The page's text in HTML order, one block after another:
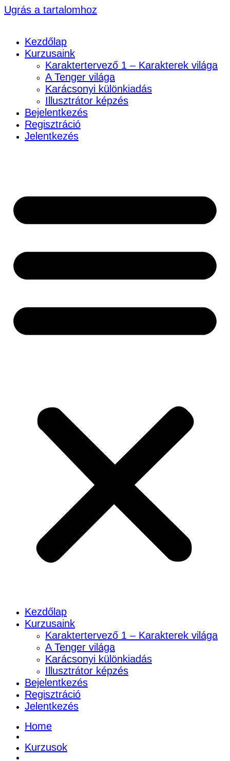
Ugrás a tartalomhoz
Kezdőlap
Kurzusaink
Karaktertervező 1 – Karakterek világa
A Tenger világa
Karácsonyi különkiadás
Illusztrátor képzés
Bejelentkezés
Regisztráció
Jelentkezés
Kezdőlap
Kurzusaink
Karaktertervező 1 – Karakterek világa
A Tenger világa
Karácsonyi különkiadás
Illusztrátor képzés
Bejelentkezés
Regisztráció
Jelentkezés
Home
Kurzusok